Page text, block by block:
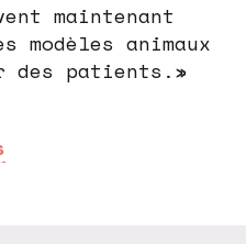
maintenant
animaux
des patients.»